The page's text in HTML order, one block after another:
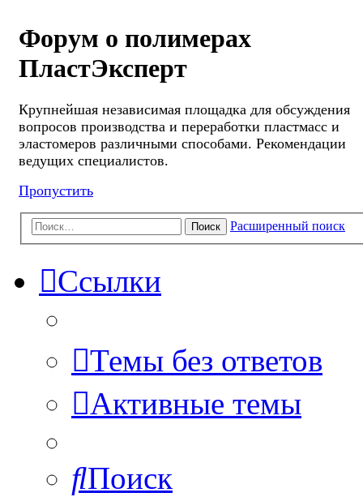
Форум о полимерах
ПластЭксперт
Крупнейшая независимая площадка для обсуждения
вопросов производства и переработки пластмасс и
эластомеров различными способами. Рекомендации
ведущих специалистов.
Пропустить
Поиск Расширенный поиск
Ссылки
Темы без ответов
Активные темы
Поиск